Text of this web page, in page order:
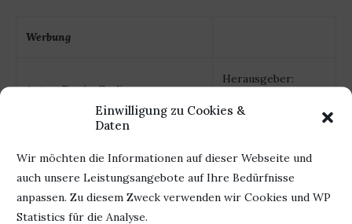
Einwilligung zu Cookies &
Daten
Wir möchten die Informationen auf dieser Webseite und
auch unsere Leistungsangebote auf Ihre Bedürfnisse
anpassen. Zu diesem Zweck verwenden wir Cookies und WP
Statistics für die Analyse.
Werbung
Autor: Renée Carlino
Titel: Nur einen Herzschlag
Erschienen: 27. März 2020
Herausgeber:
3785726730